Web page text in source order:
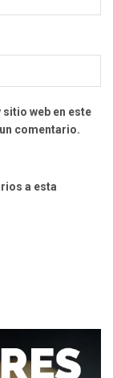
web en este
comentario.
a esta